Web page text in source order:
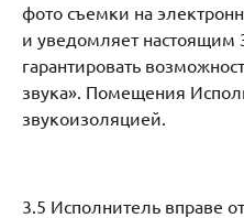
фото съемки на
и уведомляет настоящим
гарантировать
звука». Помещения
звукоизоляцией.
3.5 Исполнитель вправе